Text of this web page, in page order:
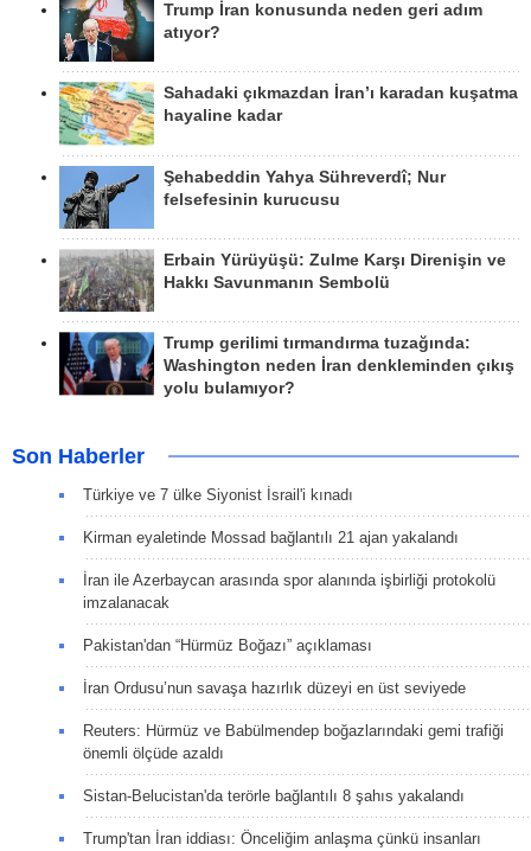
Trump İran konusunda neden geri adım
atıyor?
Sahadaki çıkmazdan İran’ı karadan kuşatma
hayaline kadar
Şehabeddin Yahya Sühreverdî; Nur
felsefesinin kurucusu
Erbain Yürüyüşü: Zulme Karşı Direnişin ve
Hakkı Savunmanın Sembolü
Trump gerilimi tırmandırma tuzağında:
Washington neden İran denkleminden çıkış
yolu bulamıyor?
Son Haberler
Türkiye ve 7 ülke Siyonist İsrail'i kınadı
Kirman eyaletinde Mossad bağlantılı 21 ajan yakalandı
İran ile Azerbaycan arasında spor alanında işbirliği protokolü
imzalanacak
Pakistan'dan “Hürmüz Boğazı” açıklaması
İran Ordusu’nun savaşa hazırlık düzeyi en üst seviyede
Reuters: Hürmüz ve Babülmendep boğazlarındaki gemi trafiği
önemli ölçüde azaldı
Sistan-Belucistan'da terörle bağlantılı 8 şahıs yakalandı
Trump'tan İran iddiası: Önceliğim anlaşma çünkü insanları